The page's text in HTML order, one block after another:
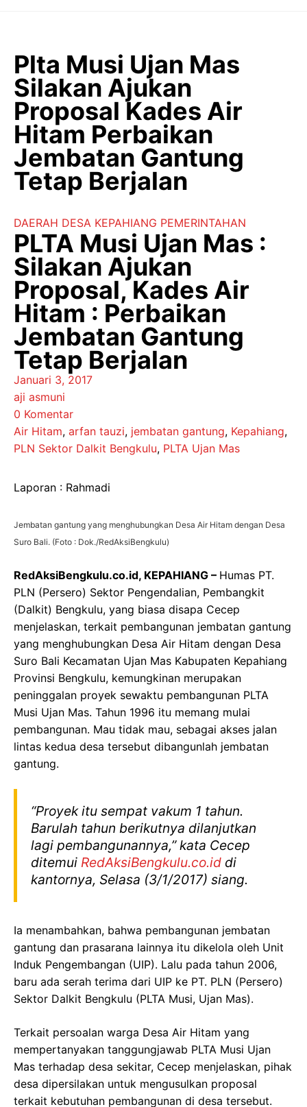
Plta Musi Ujan Mas
Silakan Ajukan
Proposal Kades Air
Hitam Perbaikan
Jembatan Gantung
Tetap Berjalan
DAERAH DESA KEPAHIANG PEMERINTAHAN
PLTA Musi Ujan Mas :
Silakan Ajukan
Proposal, Kades Air
Hitam : Perbaikan
Jembatan Gantung
Tetap Berjalan
Januari 3, 2017
aji asmuni
0 Komentar
Air Hitam, arfan tauzi, jembatan gantung, Kepahiang,
PLN Sektor Dalkit Bengkulu, PLTA Ujan Mas
Laporan : Rahmadi
Jembatan gantung yang menghubungkan Desa Air Hitam dengan Desa
Suro Bali. (Foto : Dok./RedAksiBengkulu)
RedAksiBengkulu.co.id, KEPAHIANG – Humas PT.
PLN (Persero) Sektor Pengendalian, Pembangkit
(Dalkit) Bengkulu, yang biasa disapa Cecep
menjelaskan, terkait pembangunan jembatan gantung
yang menghubungkan Desa Air Hitam dengan Desa
Suro Bali Kecamatan Ujan Mas Kabupaten Kepahiang
Provinsi Bengkulu, kemungkinan merupakan
peninggalan proyek sewaktu pembangunan PLTA
Musi Ujan Mas. Tahun 1996 itu memang mulai
pembangunan. Mau tidak mau, sebagai akses jalan
lintas kedua desa tersebut dibangunlah jembatan
gantung.
“Proyek itu sempat vakum 1 tahun.
Barulah tahun berikutnya dilanjutkan
lagi pembangunannya,” kata Cecep
ditemui RedAksiBengkulu.co.id di
kantornya, Selasa (3/1/2017) siang.
Ia menambahkan, bahwa pembangunan jembatan
gantung dan prasarana lainnya itu dikelola oleh Unit
Induk Pengembangan (UIP). Lalu pada tahun 2006,
baru ada serah terima dari UIP ke PT. PLN (Persero)
Sektor Dalkit Bengkulu (PLTA Musi, Ujan Mas).
Terkait persoalan warga Desa Air Hitam yang
mempertanyakan tanggungjawab PLTA Musi Ujan
Mas terhadap desa sekitar, Cecep menjelaskan, pihak
desa dipersilakan untuk mengusulkan proposal
terkait kebutuhan pembangunan di desa tersebut.